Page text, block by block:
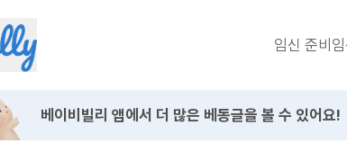
임신 준비
베이비빌리 앱에서 더 많은 베동글을 볼 수 있어요!